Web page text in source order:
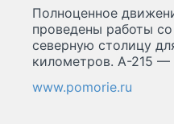
Полноценное
проведены работы
северную столицу
километров. А-215 —
www.pomorie.ru